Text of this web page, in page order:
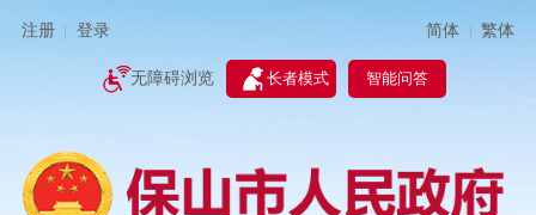
注册 登录 简体 | 繁体
无障碍浏览 长者模式 智能问答